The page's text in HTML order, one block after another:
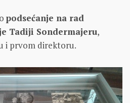
podsećanje na rad
Tadiji Sondermajeru,
i prvom direktoru.